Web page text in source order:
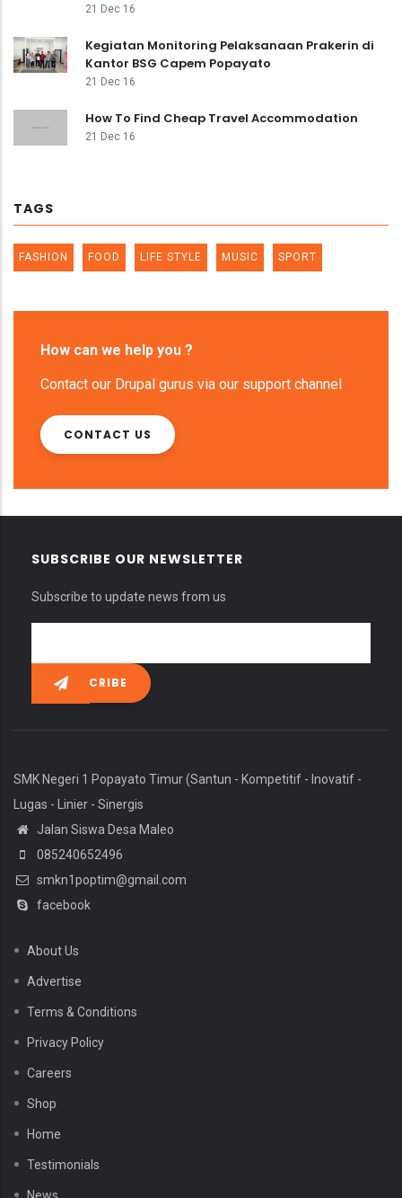
21 Dec 16
Kegiatan Monitoring Pelaksanaan Prakerin di
Kantor BSG Capem Popayato
21 Dec 16
How To Find Cheap Travel Accommodation
21 Dec 16
TAGS
FASHION FOOD LIFE STYLE MUSIC SPORT
How can we help you ?
Contact our Drupal gurus via our support channel
CONTACT US
SUBSCRIBE OUR NEWSLETTER
Subscribe to update news from us
SMK Negeri 1 Popayato Timur (Santun - Kompetitif - Inovatif -
Lugas - Linier - Sinergis
Jalan Siswa Desa Maleo
085240652496
smkn1poptim@gmail.com
facebook
About Us
Advertise
Terms & Conditions
Privacy Policy
Careers
Shop
Home
Testimonials
News